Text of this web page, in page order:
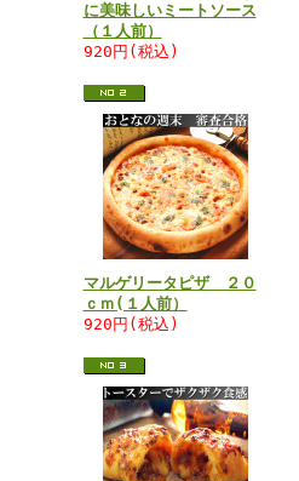
に美味しいミートソース
（１人前）
920円(税込)
マルゲリータピザ ２０
ｃｍ(１人前）
920円(税込)